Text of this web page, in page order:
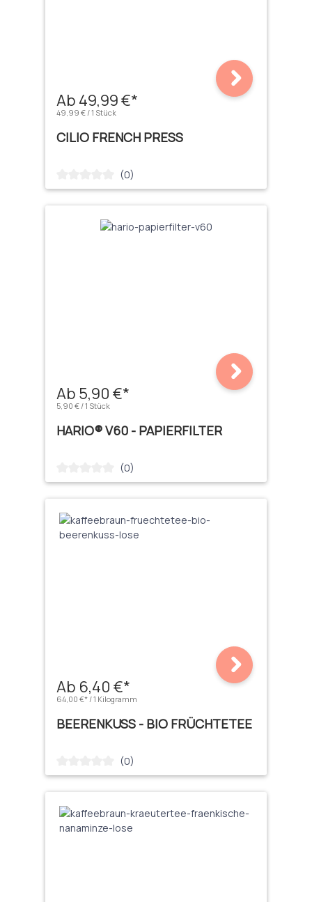
Ab 49,99 €*
49,99 € / 1 Stück
CILIO FRENCH PRESS
Durchschnittliche Bewertung von 0 von 5 Sternen
(0)
Ab 5,90 €*
5,90 € / 1 Stück
HARIO® V60 - PAPIERFILTER
Durchschnittliche Bewertung von 0 von 5 Sternen
(0)
Ab 6,40 €*
64,00 €* / 1 Kilogramm
BEERENKUSS - BIO FRÜCHTETEE
Durchschnittliche Bewertung von 0 von 5 Sternen
(0)